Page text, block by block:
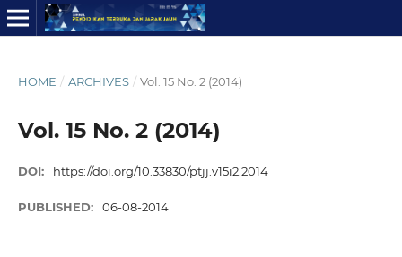
HOME / ARCHIVES / Vol. 15 No. 2 (2014)
Vol. 15 No. 2 (2014)
DOI: https://doi.org/10.33830/ptjj.v15i2.2014
PUBLISHED: 06-08-2014